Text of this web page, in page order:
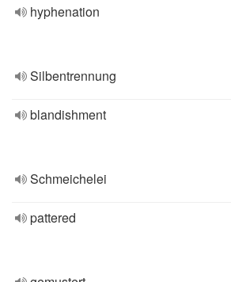
hyphenation
Silbentrennung
blandishment
Schmeichelei
pattered